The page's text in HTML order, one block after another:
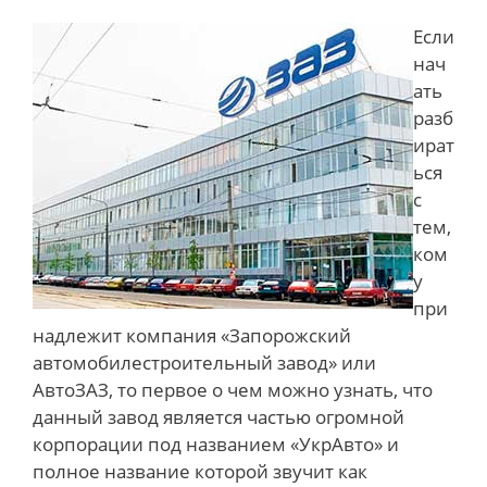
Если
нач
ать
разб
ират
ься
с
тем,
ком
у
при
надлежит компания «Запорожский
автомобилестроительный завод» или
АвтоЗАЗ, то первое о чем можно узнать, что
данный завод является частью огромной
корпорации под названием «УкрАвто» и
полное название которой звучит как